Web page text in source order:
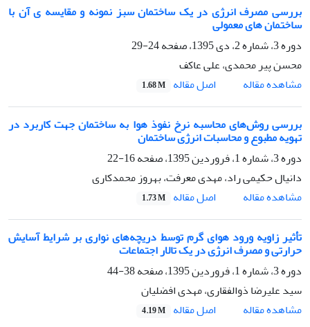
بررسی مصرف انرژی در یک ساختمان سبز نمونه و مقایسه ی آن با
ساختمان های معمولی
دوره 3، شماره 2، دی 1395، صفحه
24-29
محسن پیر محمدی، علی عاکف
مشاهده مقاله
اصل مقاله 1.68 M
بررسی روش‌های محاسبه نرخ نفوذ هوا به ساختمان جهت کاربرد در
تهویه مطبوع و محاسبات انرژی ساختمان
دوره 3، شماره 1، فروردین 1395، صفحه
16-22
دانیال حکیمی راد، مهدی معرفت، بهروز محمدکاری
مشاهده مقاله
اصل مقاله 1.73 M
تأثیر زاویه ورود هوای گرم توسط دریچه‌های نواری بر شرایط آسایش
حرارتی و مصرف انرژی در یک تالار اجتماعات
دوره 3، شماره 1، فروردین 1395، صفحه
38-44
سید علیرضا ذوالفقاری، مهدی افضلیان
مشاهده مقاله
اصل مقاله 4.19 M